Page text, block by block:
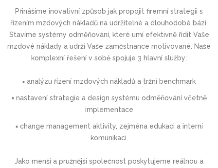
Přinášíme inovativní způsob jak propojit firemní strategii s
řízením mzdových nákladů na udržitelné a dlouhodobé bázi.
Stavíme systémy odměňování, které umí efektivně řídit Vaše
mzdové náklady a udrží Vaše zaměstnance motivované. Naše
komplexní řešení v sobě spojuje 3 hlavní služby:
▪ analýzu řízení mzdových nákladů a tržní benchmark
▪ nastavení strategie a design systému odměňování včetně
implementace
▪ change management aktivity, zejména edukaci a interní
komunikaci.
Jako menší a pružnější společnost poskytujeme reálnou a